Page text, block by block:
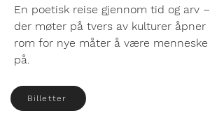
En poetisk reise gjennom tid og arv –
der møter på tvers av kulturer åpner
rom for nye måter å være menneske
på.
Billetter